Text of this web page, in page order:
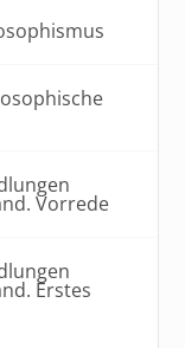
Vorrede
Erstes